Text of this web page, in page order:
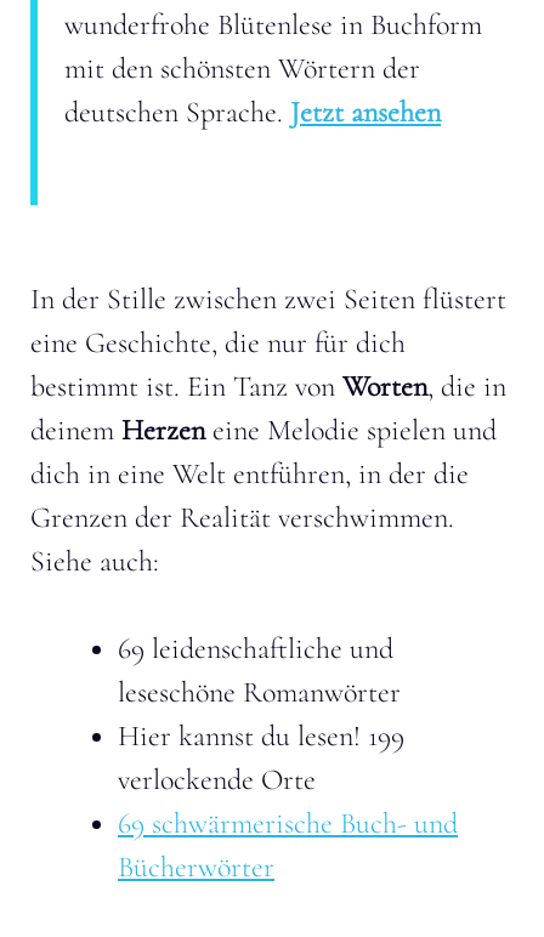
wunderfrohe Blütenlese in Buchform
mit den schönsten Wörtern der
deutschen Sprache. Jetzt ansehen
In der Stille zwischen zwei Seiten flüstert
eine Geschichte, die nur für dich
bestimmt ist. Ein Tanz von Worten, die in
deinem Herzen eine Melodie spielen und
dich in eine Welt entführen, in der die
Grenzen der Realität verschwimmen.
Siehe auch:
69 leidenschaftliche und
leseschöne Romanwörter
Hier kannst du lesen! 199
verlockende Orte
69 schwärmerische Buch- und
Bücherwörter